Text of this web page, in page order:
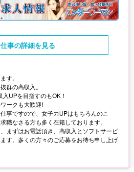
事の詳細を見る
す。
群の高収入。
UPを目指すのもOK！
ークも大歓迎!
事ですので、女子力UPはもちろんのこ
職なさる方も多く在籍しております。
まずはお電話頂き、高収入とソフトサービ
す。多くの方々のご応募をお待ち申し上げ